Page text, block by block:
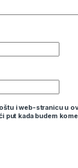
i web-stranicu u
put kada budem